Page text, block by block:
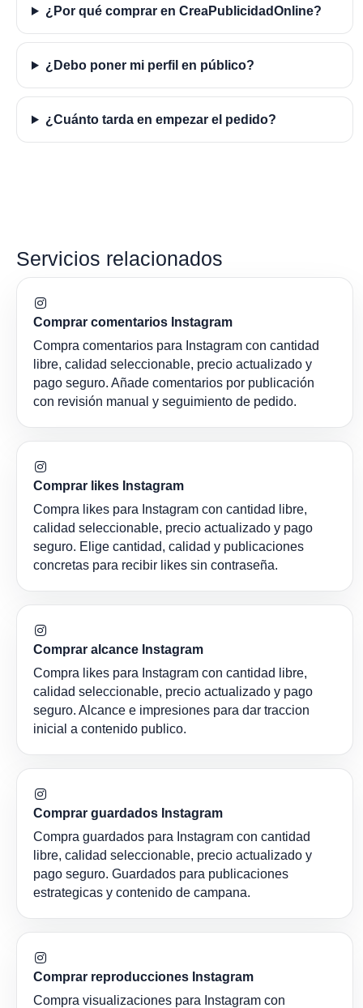
¿Por qué comprar en CreaPublicidadOnline?
¿Debo poner mi perfil en público?
¿Cuánto tarda en empezar el pedido?
Servicios relacionados
Comprar comentarios Instagram
Compra comentarios para Instagram con cantidad
libre, calidad seleccionable, precio actualizado y
pago seguro. Añade comentarios por publicación
con revisión manual y seguimiento de pedido.
Comprar likes Instagram
Compra likes para Instagram con cantidad libre,
calidad seleccionable, precio actualizado y pago
seguro. Elige cantidad, calidad y publicaciones
concretas para recibir likes sin contraseña.
Comprar alcance Instagram
Compra likes para Instagram con cantidad libre,
calidad seleccionable, precio actualizado y pago
seguro. Alcance e impresiones para dar traccion
inicial a contenido publico.
Comprar guardados Instagram
Compra guardados para Instagram con cantidad
libre, calidad seleccionable, precio actualizado y
pago seguro. Guardados para publicaciones
estrategicas y contenido de campana.
Comprar reproducciones Instagram
Compra visualizaciones para Instagram con